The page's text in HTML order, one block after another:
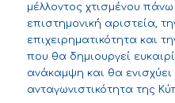
μέλλοντος χτισμένου
επιστημονική αριστεία,
επιχειρηματικότητα και
που θα δημιουργεί
ανάκαμψη και θα ενισχύει
ανταγωνιστικότητα της